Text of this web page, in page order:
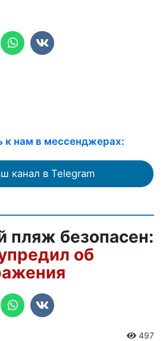
к нам в мессенджерах:
канал в Telegram
пляж безопасен:
об
497